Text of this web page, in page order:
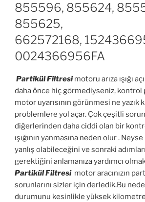
855596, 855624,
855625,
662572168,
0024366956FA
Partikül Filtresi motoru arıza ışığı
daha önce hiç görmediyseniz, kontrol
motor uyarısının görünmesi ne yazık
problemlere yol açar. Çok çeşitli
diğerlerinden daha ciddi olan bir
ışığının yanmasına neden olur .
yanlış olabileceğini ve sonraki
gerektiğini anlamanıza yardımcı
Partikül Filtresi motor aracınızın
sorunlarını sizler için derledik.Bu
durumunu kesinlikle yüksek